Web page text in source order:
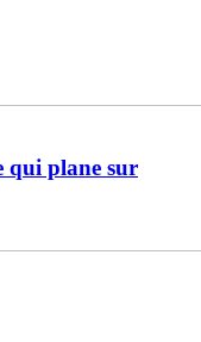
qui plane sur